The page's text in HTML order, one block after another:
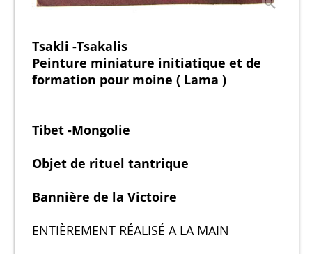
Tsakli -Tsakalis
Peinture miniature initiatique et de
formation pour moine ( Lama )
Tibet -Mongolie
Objet de rituel tantrique
Bannière de la Victoire
ENTIÈREMENT RÉALISÉ A LA MAIN